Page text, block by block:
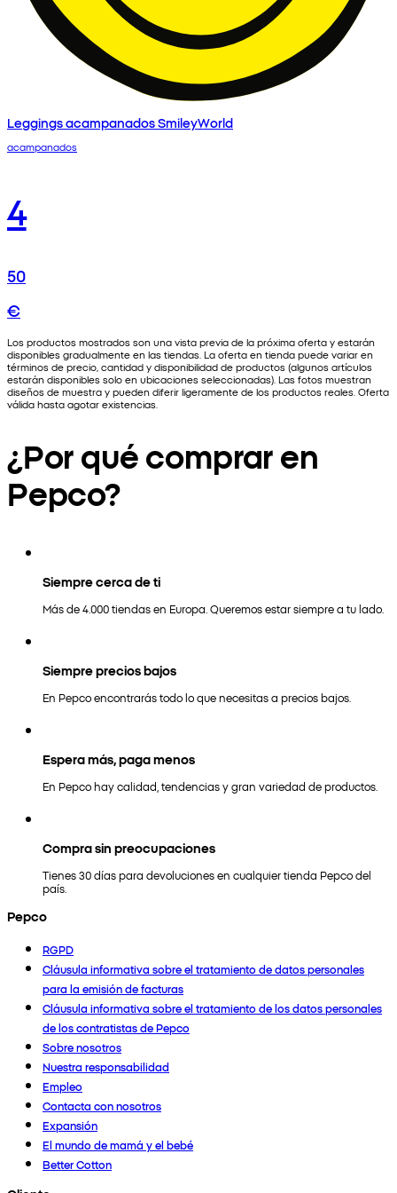
Leggings acampanados SmileyWorld
acampanados
4
50
€
Los productos mostrados son una vista previa de la próxima oferta y estarán
disponibles gradualmente en las tiendas. La oferta en tienda puede variar en
términos de precio, cantidad y disponibilidad de productos (algunos artículos
estarán disponibles solo en ubicaciones seleccionadas). Las fotos muestran
diseños de muestra y pueden diferir ligeramente de los productos reales. Oferta
válida hasta agotar existencias.
¿Por qué comprar en
Pepco?
Siempre cerca de ti
Más de 4.000 tiendas en Europa. Queremos estar siempre a tu lado.
Siempre precios bajos
En Pepco encontrarás todo lo que necesitas a precios bajos.
Espera más, paga menos
En Pepco hay calidad, tendencias y gran variedad de productos.
Compra sin preocupaciones
Tienes 30 días para devoluciones en cualquier tienda Pepco del
país.
Pepco
RGPD
Cláusula informativa sobre el tratamiento de datos personales
para la emisión de facturas
Cláusula informativa sobre el tratamiento de los datos personales
de los contratistas de Pepco
Sobre nosotros
Nuestra responsabilidad
Empleo
Contacta con nosotros
Expansión
El mundo de mamá y el bebé
Better Cotton